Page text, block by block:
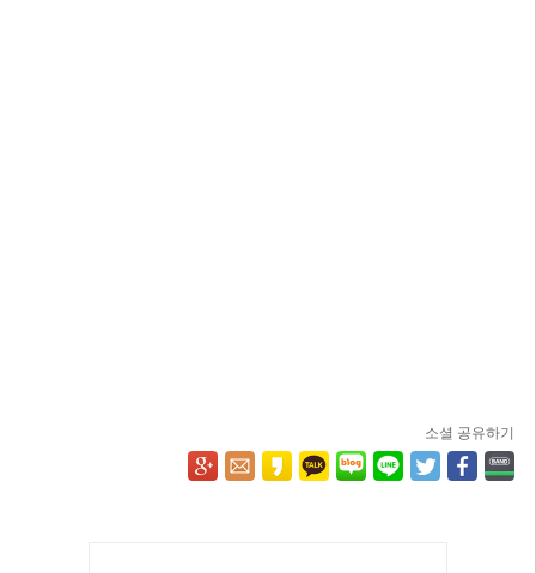
소셜 공유하기